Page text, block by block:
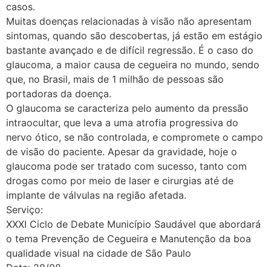
casos.
Muitas doenças relacionadas à visão não apresentam
sintomas, quando são descobertas, já estão em estágio
bastante avançado e de difícil regressão. É o caso do
glaucoma, a maior causa de cegueira no mundo, sendo
que, no Brasil, mais de 1 milhão de pessoas são
portadoras da doença.
O glaucoma se caracteriza pelo aumento da pressão
intraocultar, que leva a uma atrofia progressiva do
nervo ótico, se não controlada, e compromete o campo
de visão do paciente. Apesar da gravidade, hoje o
glaucoma pode ser tratado com sucesso, tanto com
drogas como por meio de laser e cirurgias até de
implante de válvulas na região afetada.
Serviço:
XXXI Ciclo de Debate Município Saudável que abordará
o tema Prevenção de Cegueira e Manutenção da boa
qualidade visual na cidade de São Paulo